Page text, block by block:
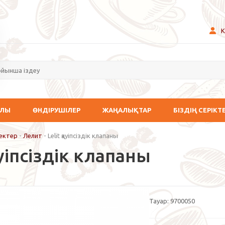
ӨНДІРУШІЛЕР ЖАҢАЛЫҚТАР БІЗДІҢ
- Лелит - Lelit қауіпсіздік клапаны
клапаны
Тауар: 9700050